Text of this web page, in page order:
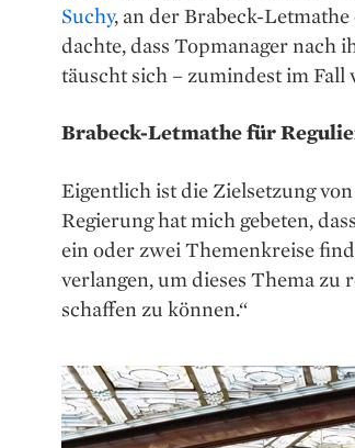
Suchy, an der Brabeck-
dachte, dass Topmanager nach
täuscht sich – zumindest im Fall
Brabeck-Letmathe für
Eigentlich ist die Zielsetzung
Regierung hat mich gebeten,
ein oder zwei Themenkreise
verlangen, um dieses Thema
schaffen zu können.“